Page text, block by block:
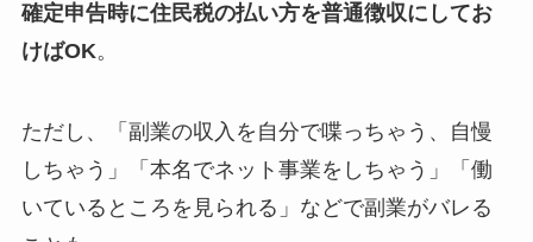
確定申告時に住民税の払い方を普通徴収にしてお
けばOK。
ただし、「副業の収入を自分で喋っちゃう、自慢
しちゃう」「本名でネット事業をしちゃう」「働
いているところを見られる」などで副業がバレる